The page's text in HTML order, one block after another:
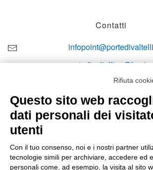
Contatti
+39 0342 601140
Lun-ven
Rifiuta
Questo sito web
dati personali dei
utenti
Con il tuo consenso, noi e i nostri partner
tecnologie simili per archiviare, accedere ed
personali come, ad esempio, la visita al sito